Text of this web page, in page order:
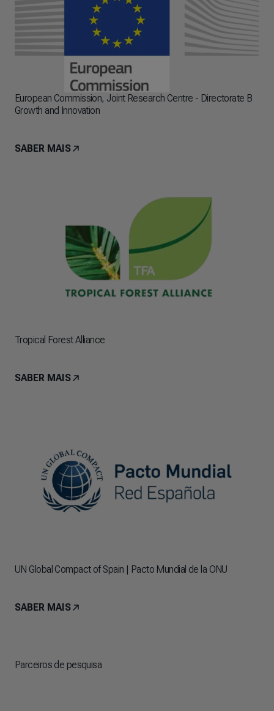
European Commission, Joint Research Centre - Directorate B
Growth and Innovation
SABER MAIS
Tropical Forest Alliance
SABER MAIS
UN Global Compact of Spain | Pacto Mundial de la ONU
SABER MAIS
Parceiros de pesquisa